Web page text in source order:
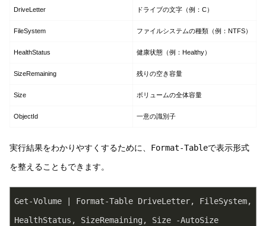
DriveLetter ドライブの文字（例：C）
FileSystem ファイルシステムの種類（例：NTFS）
HealthStatus 健康状態（例：Healthy）
SizeRemaining 残りの空き容量
Size ボリュームの全体容量
ObjectId 一意の識別子
実行結果をわかりやすくするために、 Format-Tableで表示形式
を整えることもできます。
Get-Volume | Format-Table DriveLetter, FileSystem,
HealthStatus, SizeRemaining, Size -AutoSize